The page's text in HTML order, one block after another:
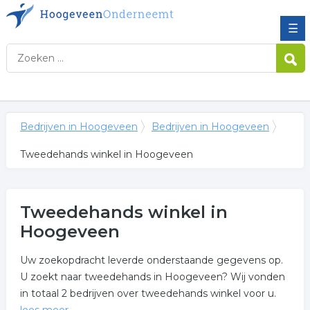
☰
Bedrijven in Hoogeveen Bedrijven in Hoogeveen
Tweedehands winkel in Hoogeveen
Tweedehands winkel in
Hoogeveen
Uw zoekopdracht leverde onderstaande gegevens op.
U zoekt naar tweedehands in Hoogeveen? Wij vonden
in totaal 2 bedrijven over tweedehands winkel voor u.